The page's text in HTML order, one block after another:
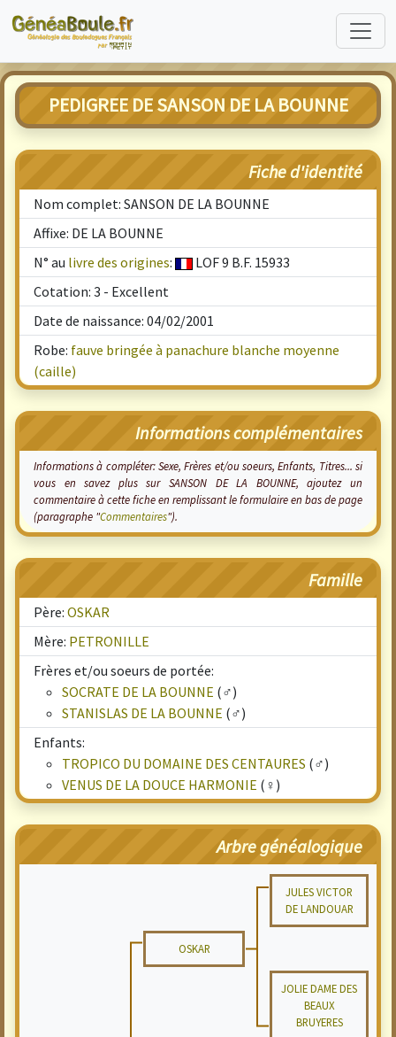
PEDIGREE DE SANSON DE LA BOUNNE
Fiche d'identité
Nom complet: SANSON DE LA BOUNNE
Affixe: DE LA BOUNNE
N° au livre des origines:
LOF 9 B.F. 15933
Cotation: 3 - Excellent
Date de naissance: 04/02/2001
Robe: fauve bringée à panachure blanche moyenne
(caille)
Informations complémentaires
Informations à compléter: Sexe, Frères et/ou soeurs, Enfants, Titres... si
vous en savez plus sur SANSON DE LA BOUNNE, ajoutez un
commentaire à cette fiche en remplissant le formulaire en bas de page
(paragraphe "Commentaires").
Famille
Père: OSKAR
Mère: PETRONILLE
Frères et/ou soeurs de portée:
SOCRATE DE LA BOUNNE (♂)
STANISLAS DE LA BOUNNE (♂)
Enfants:
TROPICO DU DOMAINE DES CENTAURES (♂)
VENUS DE LA DOUCE HARMONIE (♀)
Arbre généalogique
JULES VICTOR
DE LANDOUAR
OSKAR
JOLIE DAME DES
BEAUX
BRUYERES